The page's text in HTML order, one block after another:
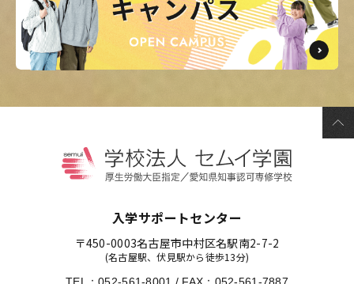
入学サポートセンター
〒450-0003名古屋市中村区名駅南2-7-2
(名古屋駅、伏見駅から徒歩13分)